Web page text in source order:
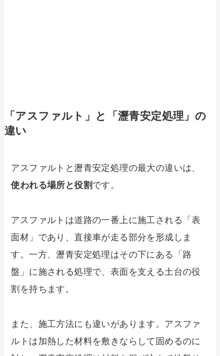
「アスファルト」と「瀝青安定処理」の
違い
アスファルトと瀝青安定処理の最大の違いは、
使われる場所と役割 です。
アスファルトは道路の一番上に施工される「表
面材」であり、直接車が走る部分を形成しま
す。一方、瀝青安定処理はその下にある「路
盤」に施される処理で、表面を支える土台の役
割を持ちます。
また、施工方法にも違いがあります。アスファ
ルトは加熱した材料を敷きならして固めるのに